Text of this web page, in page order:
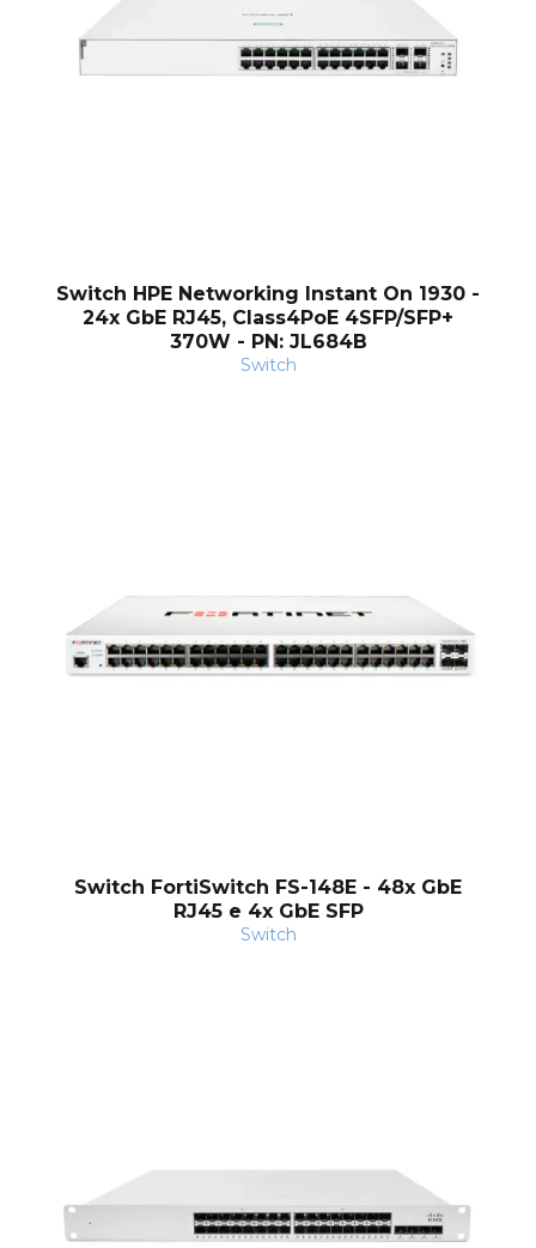
Switch HPE Networking Instant On 1930 -
24x GbE RJ45, Class4PoE 4SFP/SFP+
370W - PN: JL684B
Switch
Switch FortiSwitch FS-148E - 48x GbE
RJ45 e 4x GbE SFP
Switch